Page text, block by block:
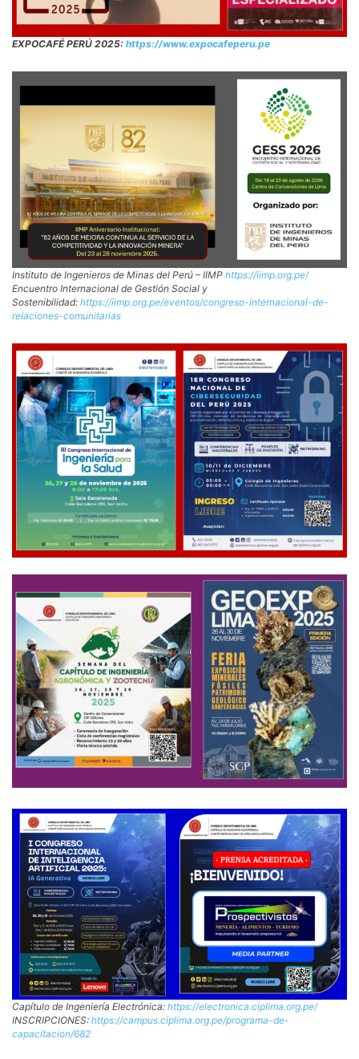
EXPOCAFÉ PERÚ 2025: https://www.expocafeperu.pe
Instituto de Ingenieros de Minas del Perú – IIMP https://iimp.org.pe/
Encuentro Internacional de Gestión Social y
Sostenibilidad: https://iimp.org.pe/eventos/congreso-internacional-de-
relaciones-comunitarias
Capítulo de Ingeniería Electrónica: https://electronica.ciplima.org.pe/
INSCRIPCIONES: https://campus.ciplima.org.pe/programa-de-
capacitacion/682